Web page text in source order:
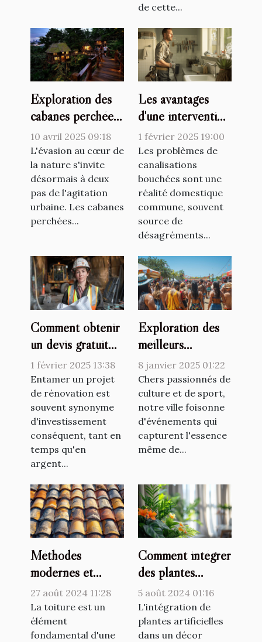
de cette...
Exploration des
cabanes perchées
pour des
escapades nature
proches de la
capitale
10 avril 2025 09:18
L'évasion au cœur de
la nature s'invite
désormais à deux
pas de l'agitation
urbaine. Les cabanes
perchées...
Les avantages
d'une intervention
professionnelle
pour le
débouchage de
canalisations
1 février 2025 19:00
Les problèmes de
canalisations
bouchées sont une
réalité domestique
commune, souvent
source de
désagréments...
Comment obtenir
un devis gratuit
pour votre projet
de rénovation
1 février 2025 13:38
Entamer un projet
de rénovation est
souvent synonyme
d'investissement
conséquent, tant en
temps qu'en
argent...
Exploration des
meilleurs
événements
culturels et
sportifs proposés
sur un site
municipal
8 janvier 2025 01:22
Chers passionnés de
culture et de sport,
notre ville foisonne
d'événements qui
capturent l'essence
même de...
Méthodes
modernes et
traditionnelles de
couverture de
toiture
27 août 2024 11:28
La toiture est un
élément
fondamental d'une
Comment intégrer
des plantes
artificielles dans
votre décor
intérieur
5 août 2024 01:16
L'intégration de
plantes artificielles
dans un décor